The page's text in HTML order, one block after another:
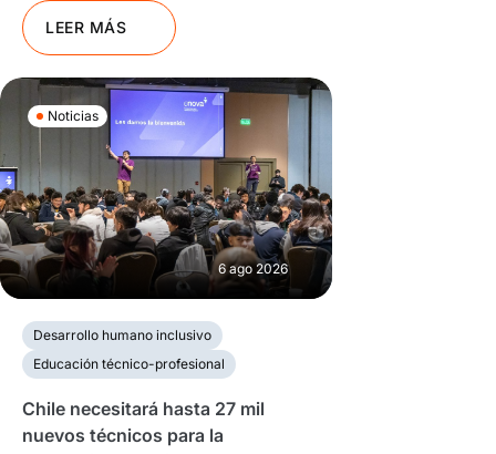
LEER MÁS
Noticias
6 ago 2026
Desarrollo humano inclusivo
Educación técnico-profesional
Chile necesitará hasta 27 mil
nuevos técnicos para la